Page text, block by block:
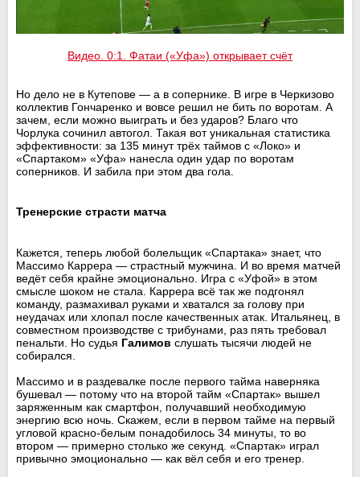
Видео. 0:1. Фатаи («Уфа») открывает счёт
Но дело не в Кутепове — а в сопернике. В игре в Черкизово
коллектив Гончаренко и вовсе решил не бить по воротам. А
зачем, если можно выиграть и без ударов? Благо что
Чорлука сочинил автогол. Такая вот уникальная статистика
эффективности: за 135 минут трёх таймов с «Локо» и
«Спартаком» «Уфа» нанесла один удар по воротам
соперников. И забила при этом два гола.
Тренерские страсти матча
Кажется, теперь любой болельщик «Спартака» знает, что
Массимо Каррера — страстный мужчина. И во время матчей
ведёт себя крайне эмоционально. Игра с «Уфой» в этом
смысле шоком не стала. Каррера всё так же подгонял
команду, размахивал руками и хватался за голову при
неудачах или хлопал после качественных атак. Итальянец, в
совместном производстве с трибунами, раз пять требовал
пенальти. Но судья Галимов слушать тысячи людей не
собирался.
Массимо и в раздевалке после первого тайма наверняка
бушевал — потому что на второй тайм «Спартак» вышел
заряженным как смартфон, получавший необходимую
энергию всю ночь. Скажем, если в первом тайме на первый
угловой красно-белым понадобилось 34 минуты, то во
втором — примерно столько же секунд. «Спартак» играл
привычно эмоционально — как вёл себя и его тренер.